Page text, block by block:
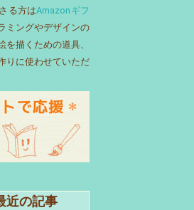
る方はAmazonギフ
ミングやデザインの
描くための道具、
りに使わせていただ
近の記事